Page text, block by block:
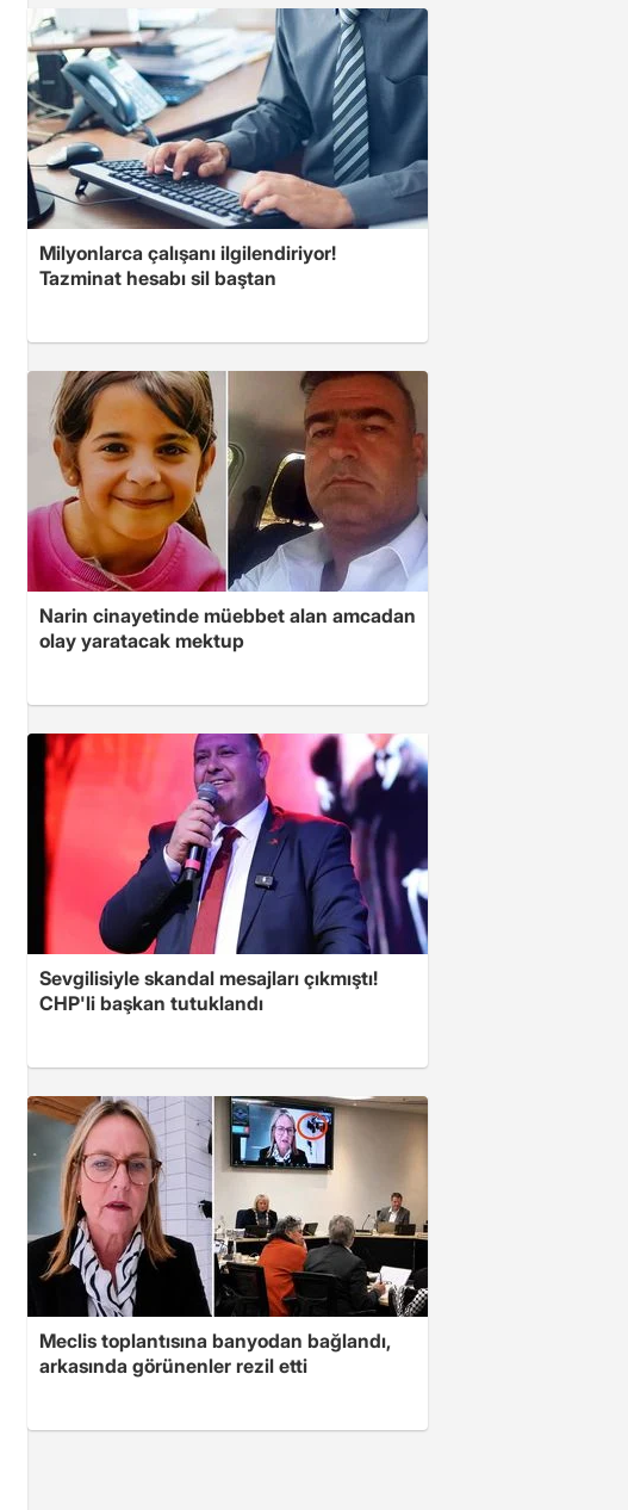
Milyonlarca çalışanı ilgilendiriyor!
Tazminat hesabı sil baştan
Narin cinayetinde müebbet alan amcadan
olay yaratacak mektup
Sevgilisiyle skandal mesajları çıkmıştı!
CHP'li başkan tutuklandı
Meclis toplantısına banyodan bağlandı,
arkasında görünenler rezil etti